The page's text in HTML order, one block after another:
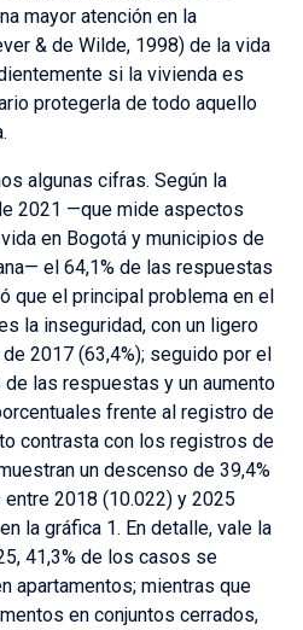
mayor atención en la
& de Wilde, 1998) de la vida
si la vivienda es
protegerla de todo aquello
algunas cifras. Según la
2021 —que mide aspectos
en Bogotá y municipios de
el 64,1% de las respuestas
que el principal problema en el
la inseguridad, con un ligero
2017 (63,4%); seguido por el
las respuestas y un aumento
frente al registro de
contrasta con los registros de
un descenso de 39,4%
2018 (10.022) y 2025
la gráfica 1. En detalle, vale la
41,3% de los casos se
apartamentos; mientras que
en conjuntos cerrados,